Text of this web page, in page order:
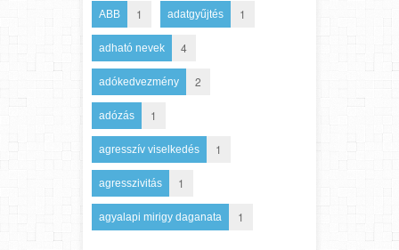
ABB 1 adatgyűjtés 1
adható nevek 4
adókedvezmény 2
adózás 1
agresszív viselkedés 1
agresszivitás 1
agyalapi mirigy daganata 1